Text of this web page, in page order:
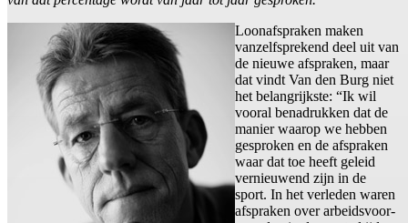
Loonafspraken maken
vanzelfsprekend deel uit van
de nieuwe afspraken, maar
dat vindt Van den Burg niet
het belangrijkste: “Ik wil
vooral benadrukken dat de
manier waarop we hebben
gesproken en de afspraken
waar dat toe heeft geleid
vernieuwend zijn in de
sport. In het verleden waren
afspraken over arbeidsvoor-